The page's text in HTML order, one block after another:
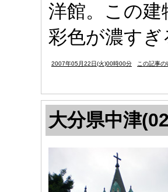
洋館。この
彩色が濃す
2007年05月22日(火)00時00分 この記事の
大分県中津